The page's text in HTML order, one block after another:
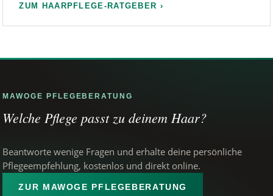
ZUM HAARPFLEGE-RATGEBER ›
MAWOGE PFLEGEBERATUNG
Welche Pflege passt zu deinem Haar?
Beantworte wenige Fragen und erhalte deine persönliche
Pflegeempfehlung, kostenlos und direkt online.
ZUR MAWOGE PFLEGEBERATUNG